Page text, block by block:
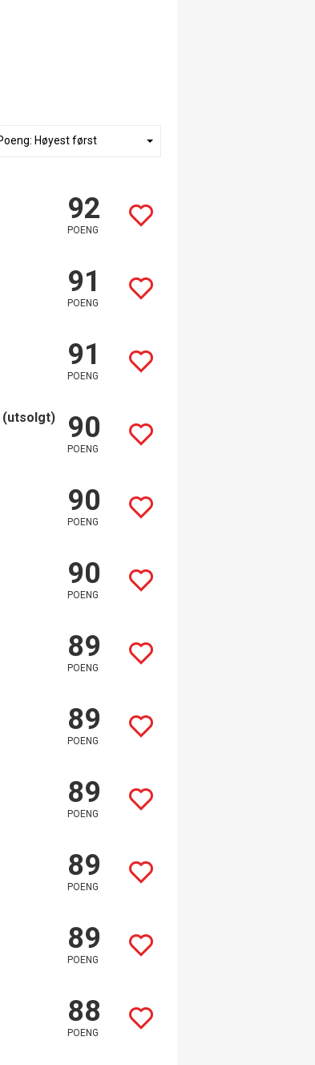
92
POENG
91
POENG
91
POENG
(utsolgt) 90
POENG
90
POENG
90
POENG
89
POENG
89
POENG
89
POENG
89
POENG
89
POENG
88
POENG